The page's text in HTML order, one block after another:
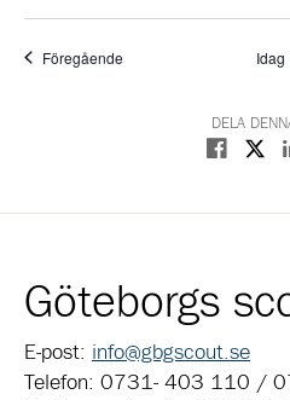
Föregående Idag
DELA
Dela på
Dela
Göteborgs
E-post: info@gbgscout.se
Telefon: 0731- 403 110 /